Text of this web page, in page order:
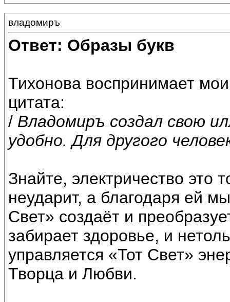
владомиръ
Ответ: Образы букв
Тихонова воспринимает
цитата:
/ Владомиръ создал свою
удобно. Для другого
Знайте, электричество это
неударит, а благодаря ей
Свет» создаёт и
забирает здоровье, и
управляется «Тот Свет»
Творца и Любви.